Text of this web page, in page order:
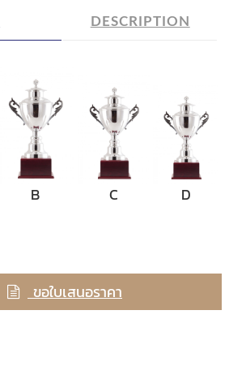
DESCRIPTION
B C D
ขอใบเสนอราคา